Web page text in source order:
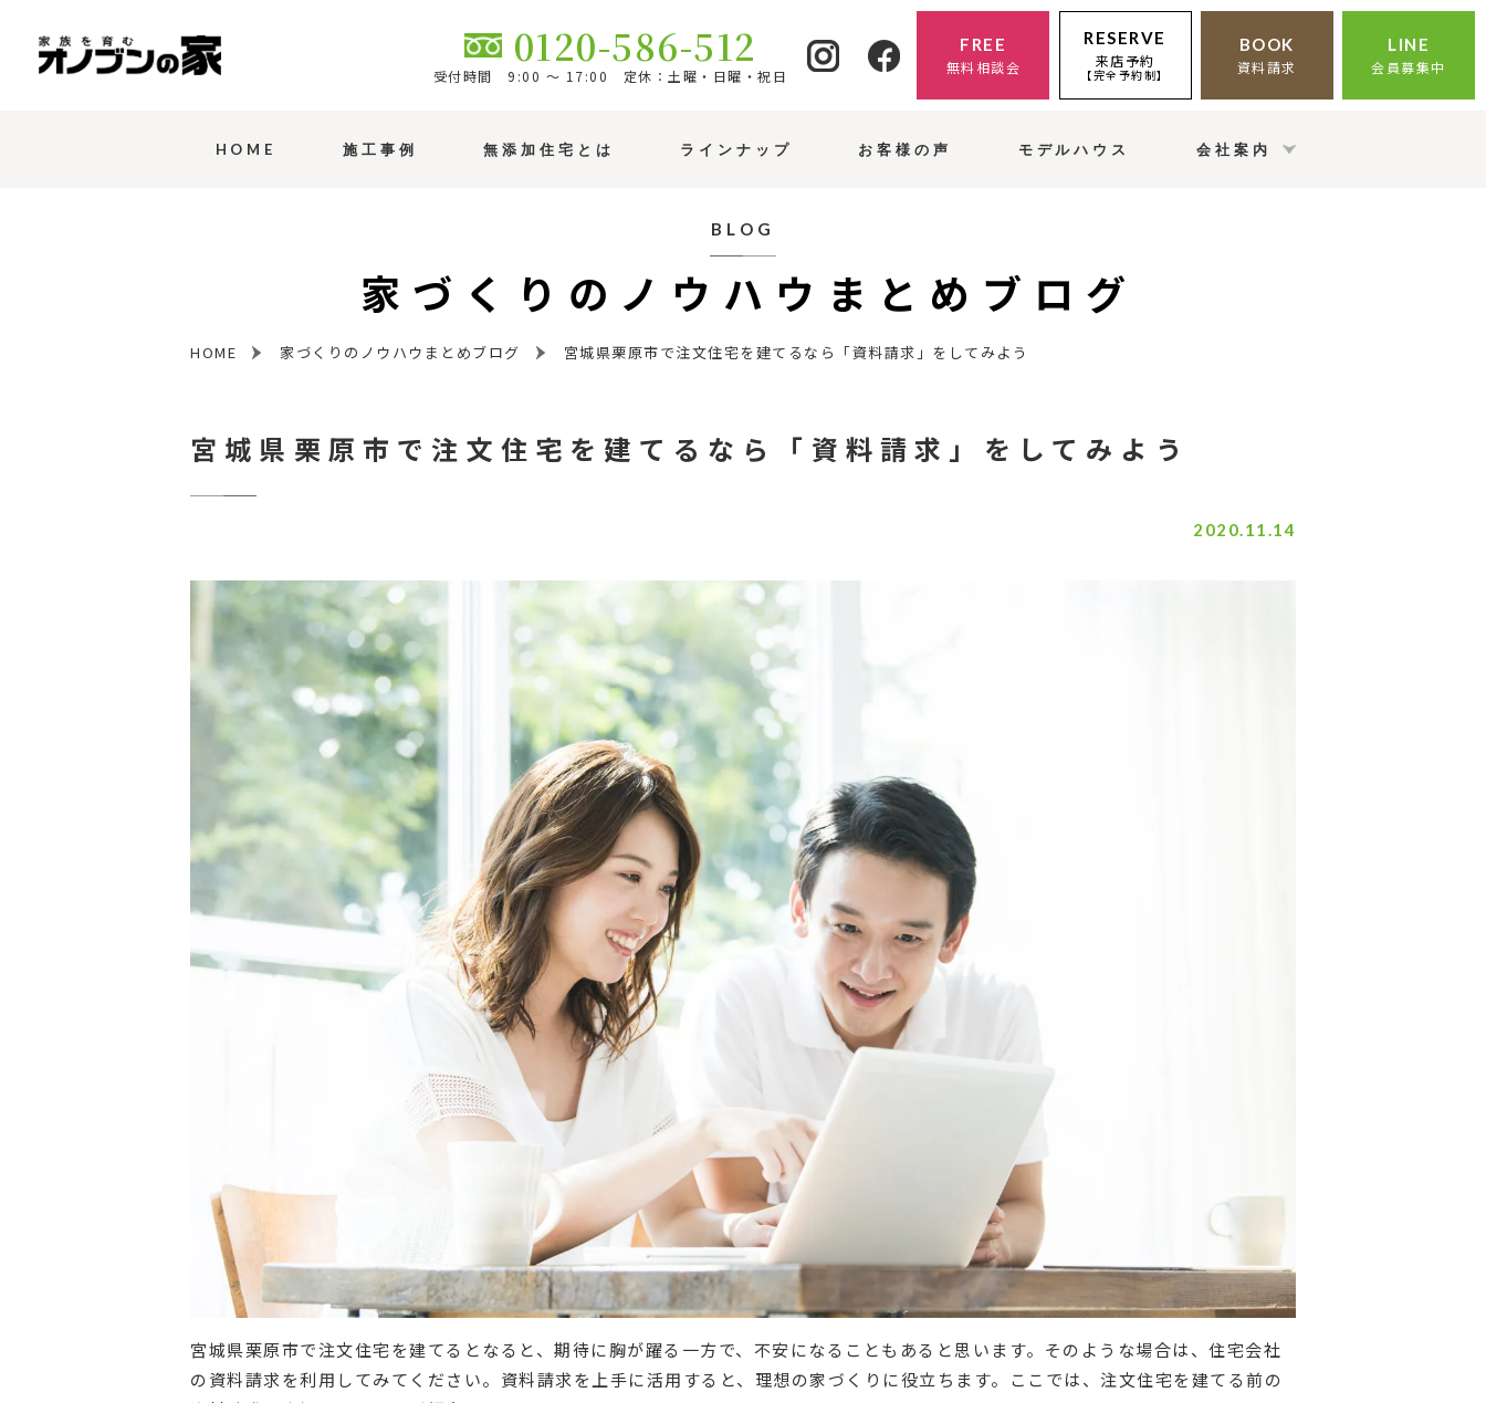
0120-586-512
受付時間 9:00 ～ 17:00 定休：土曜・日曜・祝日
FREE
無料相談会
RESERVE
来店予約
【完全予約制】
BOOK
資料請求
LINE
会員募集中
HOME 施工事例 無添加住宅とは ラインナップ お客様の声 モデルハウス 会社案内
BLOG
家づくりのノウハウ まとめブログ
HOME 家づくりのノウハウまとめブログ 宮城県栗原市で注文住宅を建てるなら「資料請求」をしてみよう
宮城県栗原市で注文住宅を建てるなら「資料請求」をしてみよう
2020.11.14
宮城県栗原市で注文住宅を建てるとなると、期待に胸が躍る一方で、不安になることもあると思います。そのような場合は、住宅会社
の資料請求を利用してみてください。資料請求を上手に活用すると、理想の家づくりに役立ちます。ここでは、注文住宅を建てる前の